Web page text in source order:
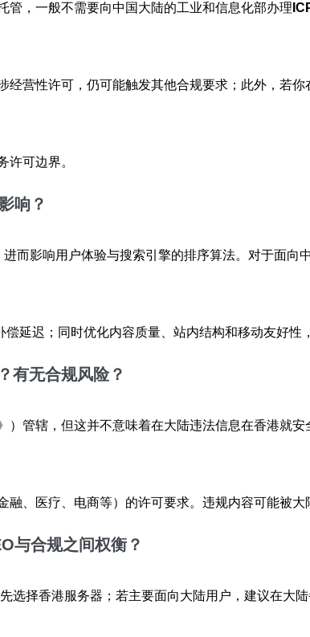
管，一般不需要向中国大陆的工业和信息化部办理
营性许可，仍可能触发其他合规要求；此外，若
许可边界。
响？
而影响用户体验与搜索引擎的排序算法。对于面
延迟；同时优化内容质量、站内结构和移动友好性
有无合规风险？
管辖，但这并不意味着在大陆违法信息在香港就
、医疗、电商等）的许可要求。违规内容可能被大
与合规之间权衡？
选择香港服务器；若主要面向大陆用户，建议在大